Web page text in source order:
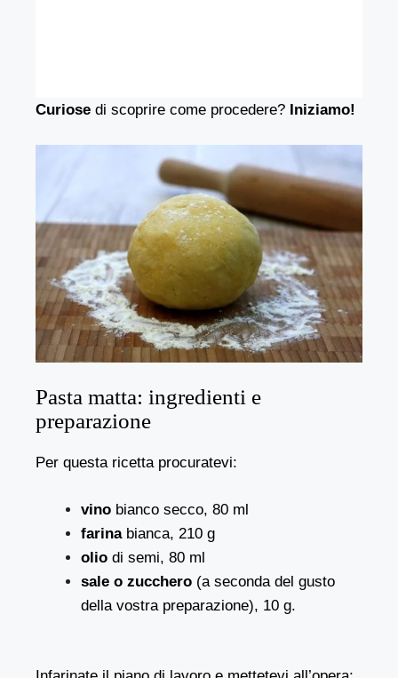
Curiose di scoprire come procedere? Iniziamo!
Pasta matta: ingredienti e
preparazione
Per questa ricetta procuratevi:
vino bianco secco, 80 ml
farinabianca, 210 g
olio di semi, 80 ml
sale o zucchero (a seconda del gusto
della vostra preparazione), 10 g.